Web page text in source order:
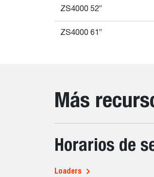
ZS4000 52”
ZS4000 61”
Más
Horarios de
Loaders